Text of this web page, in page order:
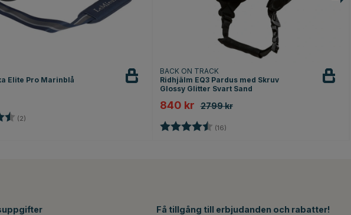
Elite Pro Marinblå
(2)
BACK ON TRACK
Ridhjälm EQ3 Pardus med Skruv
Glossy Glitter Svart Sand
840 kr 2799 kr
Betyg: (16)
Få tillgång till erbjudanden och rabatter!